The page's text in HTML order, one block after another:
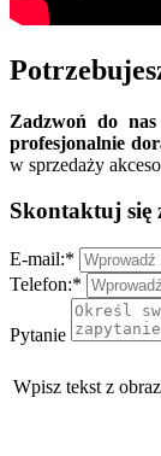
Zadzwoń do
profesjonalnie
w sprzedaży
Skontaktuj się
E-mail:*
Telefon:*
Pytanie
Wpisz tekst z